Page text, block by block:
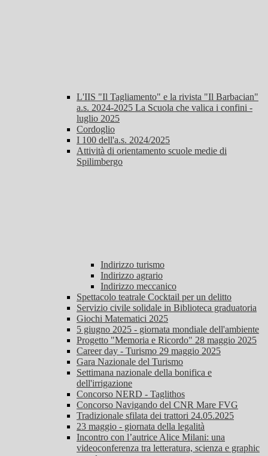
L'IIS "Il Tagliamento" e la rivista "Il Barbacian"
a.s. 2024-2025 La Scuola che valica i confini -
luglio 2025
Cordoglio
I 100 dell'a.s. 2024/2025
Attività di orientamento scuole medie di
Spilimbergo
Indirizzo turismo
Indirizzo agrario
Indirizzo meccanico
Spettacolo teatrale Cocktail per un delitto
Servizio civile solidale in Biblioteca graduatoria
Giochi Matematici 2025
5 giugno 2025 - giornata mondiale dell'ambiente
Progetto "Memoria e Ricordo" 28 maggio 2025
Career day - Turismo 29 maggio 2025
Gara Nazionale del Turismo
Settimana nazionale della bonifica e
dell'irrigazione
Concorso NERD - Taglithos
Concorso Navigando del CNR Mare FVG
Tradizionale sfilata dei trattori 24.05.2025
23 maggio - giornata della legalità
Incontro con l’autrice Alice Milani: una
videoconferenza tra letteratura, scienza e graphic